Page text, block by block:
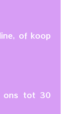
of koop
ons tot 30